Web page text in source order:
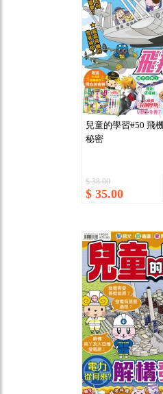
兒童的學習#50 飛
秘密
$ 38.00
$ 35.00